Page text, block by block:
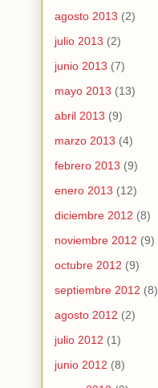
agosto 2013 (2)
julio 2013 (2)
junio 2013 (7)
mayo 2013 (13)
abril 2013 (9)
marzo 2013 (4)
febrero 2013 (9)
enero 2013 (12)
diciembre 2012 (8)
noviembre 2012 (9)
octubre 2012 (9)
septiembre 2012 (8)
agosto 2012 (2)
julio 2012 (1)
junio 2012 (8)